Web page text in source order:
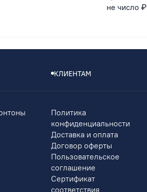
не число ₽
КЛИЕНТАМ
Политика
конфиденциальности
Доставка и оплата
Договор оферты
Пользовательское
соглашение
Сертификат
соответствия